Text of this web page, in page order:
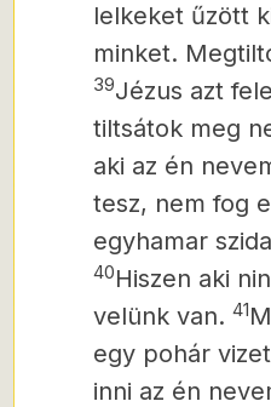
lelkeket űzött
minket.
39Jézus azt
tiltsátok meg
aki az én
tesz, nem fog
egyhamar
40Hiszen aki
velünk van. 41
egy pohár
inni az én